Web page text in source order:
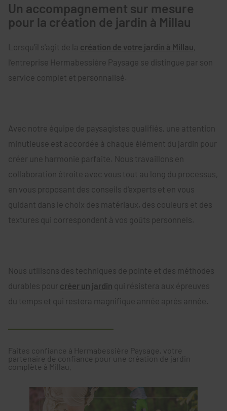
Un accompagnement sur mesure
pour la création de jardin à Millau
Lorsqu'il s'agit de la création de votre jardin à Millau,
l’entreprise Hermabessière Paysage se distingue par son
service complet et personnalisé.
Avec notre équipe de paysagistes qualifiés, une attention
minutieuse est accordée à chaque élément du jardin pour
créer une harmonie parfaite. Nous travaillons en
collaboration étroite avec vous tout au long du processus,
en vous proposant des conseils d'experts et en vous
guidant dans le choix des matériaux, des couleurs et des
textures qui correspondent à vos goûts personnels.
Nous utilisons des techniques de pointe et des méthodes
durables pour créer un jardin qui résistera aux épreuves
du temps et qui restera magnifique année après année.
Faites confiance à Hermabessière Paysage, votre
partenaire de confiance pour une création de jardin
complète à Millau.